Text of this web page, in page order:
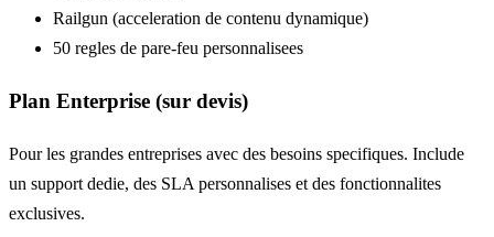
Railgun (acceleration de contenu dynamique)
50 regles de pare-feu personnalisees
Plan Enterprise (sur devis)
Pour les grandes entreprises avec des besoins specifiques. Include
un support dedie, des SLA personnalises et des fonctionnalites
exclusives.